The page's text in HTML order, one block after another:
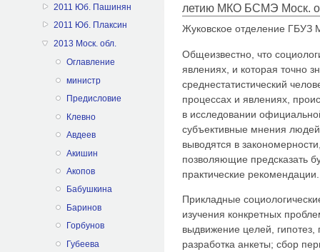
2011 Юб. Пашинян
2011 Юб. Плаксин
2013 Моск. обл.
Оглавление
министр
Предисловие
Клевно
Авдеев
Акишин
Акопов
Бабушкина
Баринов
Горбунов
Губеева
летию МКО БСМЭ Моск.
Жуковское отделение
Общеизвестно, что
явлениях, и которая точно
среднестатистический
процессах и явлениях,
в исследовании
субъективные мнения
выводятся в
позволяющие предсказать
практические рекомендации.
Прикладные
изучения конкретных
выдвижение целей, гипотез,
разработка анкеты; сбор